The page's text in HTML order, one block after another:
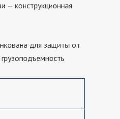
— конструкционная
для защиты от